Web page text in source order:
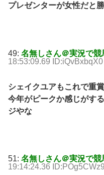
プレゼンターが女性だと
49: 名無しさん＠実況で競
18:53:09.69 ID:iQvBxbqX0
シェイクユアもこれで重
今年がピークか感じがす
ジやな
51: 名無しさん＠実況で競
19:14:24.36